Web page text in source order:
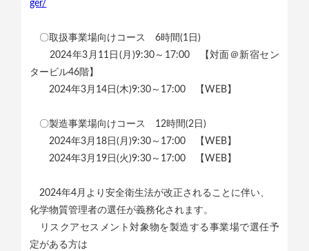
ger/
〇取扱事業場向けコース 6時間(1日)
2024年3月11日(月)9:30～17:00 【対面＠新宿セン
タービル46階】
2024年3月14日(木)9:30～17:00 【WEB】
〇製造事業場向けコース 12時間(2日)
2024年3月18日(月)9:30～17:00 【WEB】
2024年3月19日(火)9:30～17:00 【WEB】
2024年4月より安全衛生法が改正されることに伴い、
化学物質管理者の選任が義務化されます。
リスクアセスメント対象物を製造する事業場で選任予
定がある方は